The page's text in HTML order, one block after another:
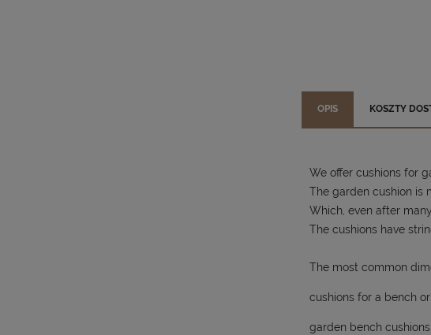
OPIS KOSZTY
We offer cushions for
The garden cushion is
Which, even after
The cushions have
The most common
cushions for a bench
garden bench